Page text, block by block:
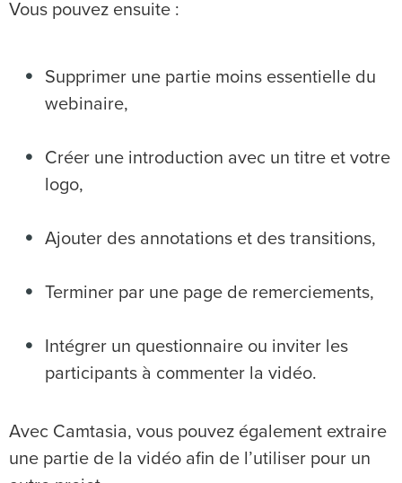
Vous pouvez ensuite :
Supprimer une partie moins essentielle du
webinaire,
Créer une introduction avec un titre et votre
logo,
Ajouter des annotations et des transitions,
Terminer par une page de remerciements,
Intégrer un questionnaire ou inviter les
participants à commenter la vidéo.
Avec Camtasia, vous pouvez également extraire
une partie de la vidéo afin de l’utiliser pour un